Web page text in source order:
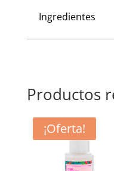
Ingredientes
Productos
¡Oferta!